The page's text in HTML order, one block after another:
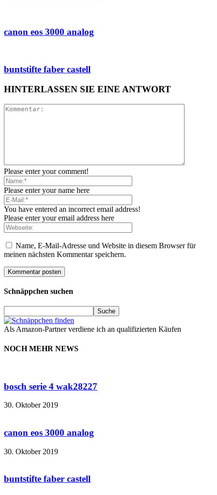
canon eos 3000 analog
buntstifte faber castell
HINTERLASSEN SIE EINE ANTWORT
Please enter your comment!
Please enter your name here
You have entered an incorrect email address!
Please enter your email address here
Name, E-Mail-Adresse und Website in diesem Browser für
meinen nächsten Kommentar speichern.
Schnäppchen suchen
Als Amazon-Partner verdiene ich an qualifizierten Käufen
NOCH MEHR NEWS
bosch serie 4 wak28227
30. Oktober 2019
canon eos 3000 analog
30. Oktober 2019
buntstifte faber castell